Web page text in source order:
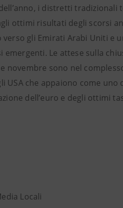
i distretti
ottimi risultati degli scorsi
gli Emirati Arabi Uniti e
Le attese sulla
novembre sono nel
USA che appaiono come
dell’euro e degli ottimi
Locali